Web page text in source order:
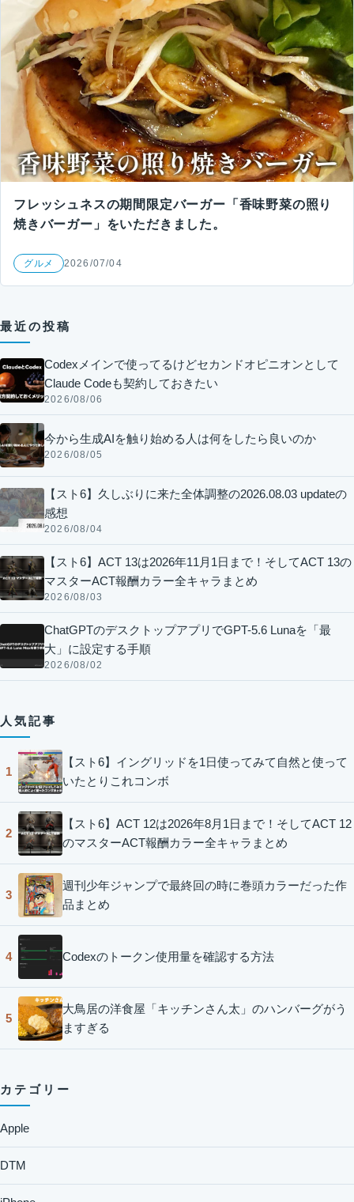
フレッシュネスの期間限定バーガー「香味野菜の照り
焼きバーガー」をいただきました。
グルメ 2026/07/04
最近の投稿
Codexメインで使ってるけどセカンドオピニオンとして
Claude Codeも契約しておきたい
2026/08/06
今から生成AIを触り始める人は何をしたら良いのか
2026/08/05
【スト6】久しぶりに来た全体調整の2026.08.03 updateの
感想
2026/08/04
【スト6】ACT 13は2026年11月1日まで！そしてACT 13の
マスターACT報酬カラー全キャラまとめ
2026/08/03
ChatGPTのデスクトップアプリでGPT-5.6 Lunaを「最
大」に設定する手順
2026/08/02
人気記事
1
【スト6】イングリッドを1日使ってみて自然と使って
いたとりこれコンボ
2
【スト6】ACT 12は2026年8月1日まで！そしてACT 12
のマスターACT報酬カラー全キャラまとめ
3
週刊少年ジャンプで最終回の時に巻頭カラーだった作
品まとめ
4 Codexのトークン使用量を確認する方法
5
大鳥居の洋食屋「キッチンさん太」のハンバーグがう
ますぎる
カテゴリー
Apple
DTM